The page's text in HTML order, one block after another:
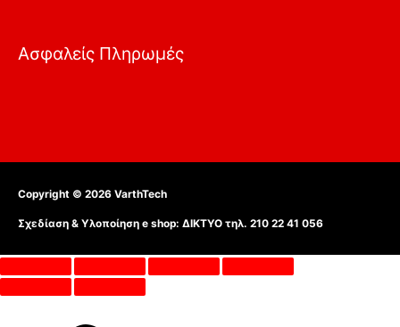
Ασφαλείς Πληρωμές
Copyright © 2026 VarthTech
Σχεδίαση & Υλοποίηση e shop: ΔΙΚΤΥΟ τηλ. 210 22 41 056